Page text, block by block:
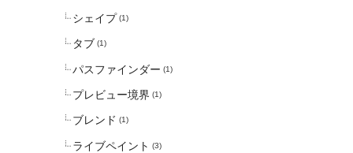
シェイプ (1)
タブ (1)
パスファインダー (1)
プレビュー境界 (1)
ブレンド (1)
ライブペイント (3)